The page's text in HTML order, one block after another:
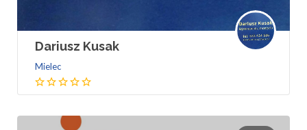
Dariusz Kusak
Mielec